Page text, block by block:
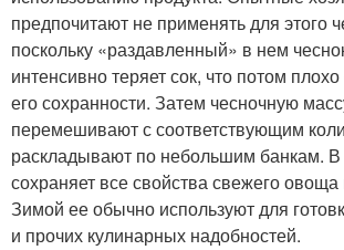
предпочитают не применять для этого
поскольку «раздавленный» в нем
интенсивно теряет сок, что потом
его сохранности. Затем чесночную
перемешивают с соответствующим
раскладывают по небольшим банкам. В
сохраняет все свойства свежего овоща
Зимой ее обычно используют для
и прочих кулинарных надобностей.